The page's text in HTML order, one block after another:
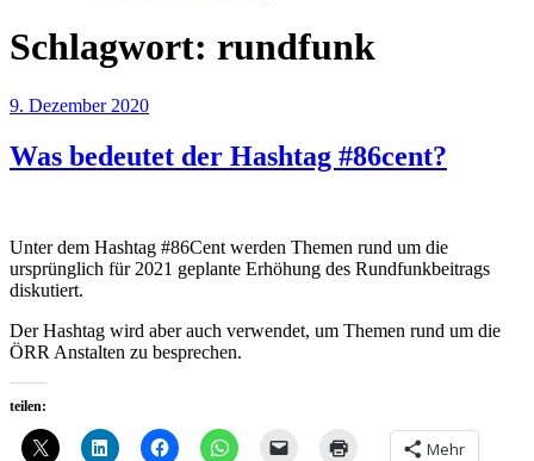
Schlagwort: rundfunk
Veröffentlicht
9. Dezember 2020
Was bedeutet der Hashtag #86cent?
Unter dem Hashtag #86Cent werden Themen rund um die
ursprünglich für 2021 geplante Erhöhung des Rundfunkbeitrags
diskutiert.
Der Hashtag wird aber auch verwendet, um Themen rund um die
ÖRR Anstalten zu besprechen.
teilen:
Mehr